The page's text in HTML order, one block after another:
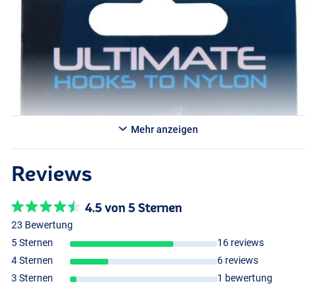
Mehr anzeigen
Reviews
4.5 von 5 Sternen
23 Bewertung
5 Sternen
16 reviews
4 Sternen
6 reviews
3 Sternen
1 bewertung